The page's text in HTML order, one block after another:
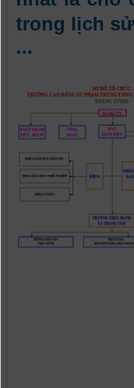
trong lịch
...